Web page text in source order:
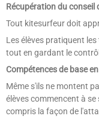
Récupération du conseil
Tout kitesurfeur doit
Les élèves pratiquent
tout en gardant le
Compétences de base
Même s'ils ne montent
élèves commencent à
compris la façon de